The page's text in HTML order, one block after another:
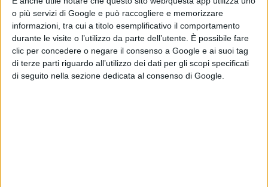
o più servizi di Google e può raccogliere e memorizzare
informazioni, tra cui a titolo esemplificativo il comportamento
durante le visite o l’utilizzo da parte dell’utente. È possibile fare
clic per concedere o negare il consenso a Google e ai suoi tag
di terze parti riguardo all’utilizzo dei dati per gli scopi specificati
di seguito nella sezione dedicata al consenso di Google.
Fabio Amodio Filtcem Cgil